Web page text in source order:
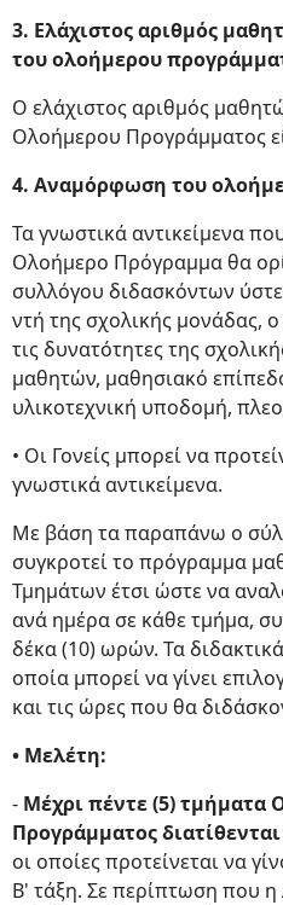
3. Ελάχιστος αριθμός
του ολοήμερου
Ο ελάχιστος αριθμός
Ολοήμερου Προγράμματος
4. Αναμόρφωση του
Τα γνωστικά αντικείμενα
Ολοήμερο Πρόγραμμα θα
συλλόγου διδασκόντων
ντή της σχολικής μονάδας,
τις δυνατότητες της
μαθητών, μαθησιακό
υλικοτεχνική υποδομή,
• Οι Γονείς μπορεί να
γνωστικά αντικείμενα.
Με βάση τα παραπάνω ο
συγκροτεί το πρόγραμμα
Τμημάτων έτσι ώστε να
ανά ημέρα σε κάθε τμήμα,
δέκα (10) ωρών. Τα
οποία μπορεί να γίνει
και τις ώρες που θα
• Μελέτη:
- Μέχρι πέντε (5) τμήματα
Προγράμματος
οι οποίες προτείνεται να
Β' τάξη. Σε περίπτωση που η